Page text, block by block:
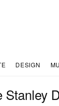
DESIGN
Stanley